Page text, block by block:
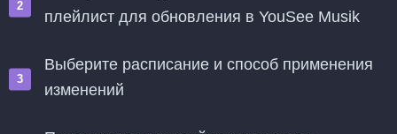
плейлист для обновления в YouSee Musik
Выберите расписание и способ применения
изменений